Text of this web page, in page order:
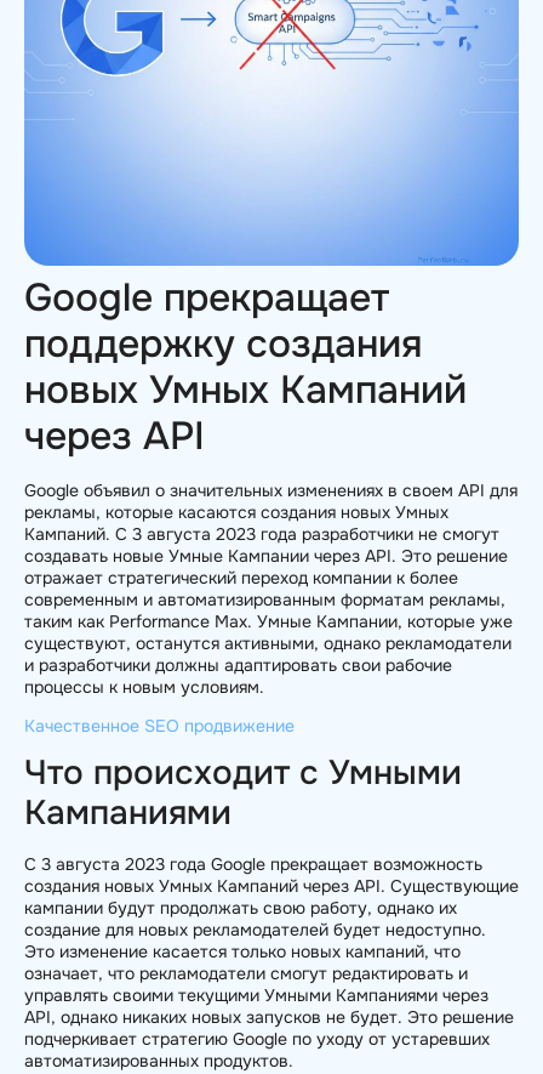
Google прекращает
поддержку создания
новых Умных Кампаний
через API
Google объявил о значительных изменениях в своем API для
рекламы, которые касаются создания новых Умных
Кампаний. С 3 августа 2023 года разработчики не смогут
создавать новые Умные Кампании через API. Это решение
отражает стратегический переход компании к более
современным и автоматизированным форматам рекламы,
таким как Performance Max. Умные Кампании, которые уже
существуют, останутся активными, однако рекламодатели
и разработчики должны адаптировать свои рабочие
процессы к новым условиям.
Качественное SEO продвижение
Что происходит с Умными
Кампаниями
С 3 августа 2023 года Google прекращает возможность
создания новых Умных Кампаний через API. Существующие
кампании будут продолжать свою работу, однако их
создание для новых рекламодателей будет недоступно.
Это изменение касается только новых кампаний, что
означает, что рекламодатели смогут редактировать и
управлять своими текущими Умными Кампаниями через
API, однако никаких новых запусков не будет. Это решение
подчеркивает стратегию Google по уходу от устаревших
автоматизированных продуктов.